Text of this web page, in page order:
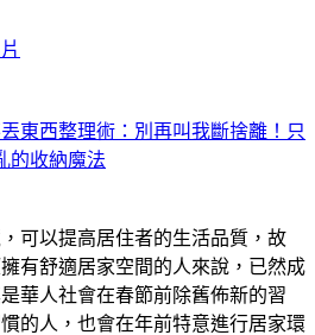
東西整理術：別再叫我斷捨離！只
的收納魔法
可以提高居住者的生活品質，故
有舒適居家空間的人來說，已然成
華人社會在春節前除舊佈新的習
的人，也會在年前特意進行居家環